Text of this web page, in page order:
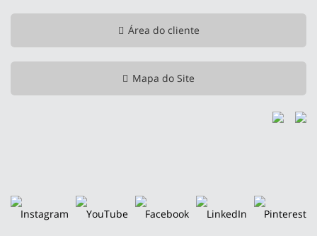
Área do cliente
Mapa do Site